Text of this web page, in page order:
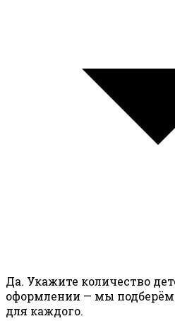
Да. Укажите количество
оформлении — мы подберём
для каждого.